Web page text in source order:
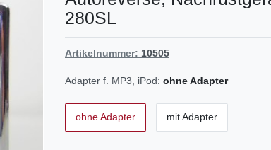
280SL
Artikelnummer: 10505
Adapter f. MP3, iPod: ohne Adapter
ohne Adapter mit Adapter